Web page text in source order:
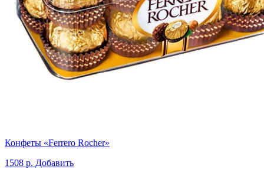
Конфеты «Ferrero Rocher»
1508 р. Добавить